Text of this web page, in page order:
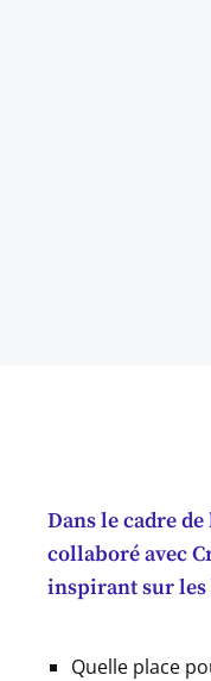
Dans le cadre
collaboré avec
inspirant sur les
Quelle place